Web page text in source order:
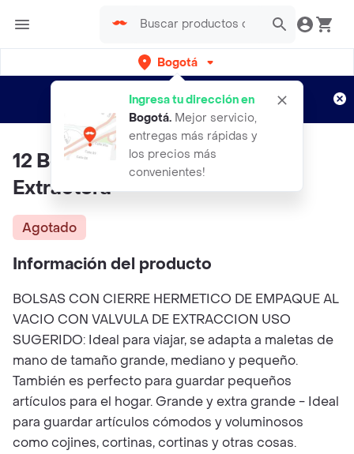
Bogotá
Ingresa tu dirección en
Bogotá. Mejor servicio,
entregas más rápidas y
los precios más
convenientes!
envíos gratis por semanas
Aplican TyC
12 Bolsas 50 X 70mas 1 Bomba
Extractora
Agotado
Información del producto
BOLSAS CON CIERRE HERMETICO DE EMPAQUE AL
VACIO CON VALVULA DE EXTRACCION USO
SUGERIDO: Ideal para viajar, se adapta a maletas de
mano de tamaño grande, mediano y pequeño.
También es perfecto para guardar pequeños
artículos para el hogar. Grande y extra grande - Ideal
para guardar artículos cómodos y voluminosos
como cojines, cortinas, cortinas y otras cosas.